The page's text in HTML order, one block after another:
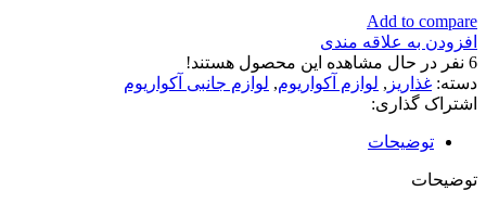
Add to compare
افزودن به علاقه مندی
6 نفر در حال مشاهده این محصول هستند!
دسته: غذاریز , لوازم آکواریوم, لوازم جانبی آکواریوم
اشتراک گذاری:
توضیحات
توضیحات